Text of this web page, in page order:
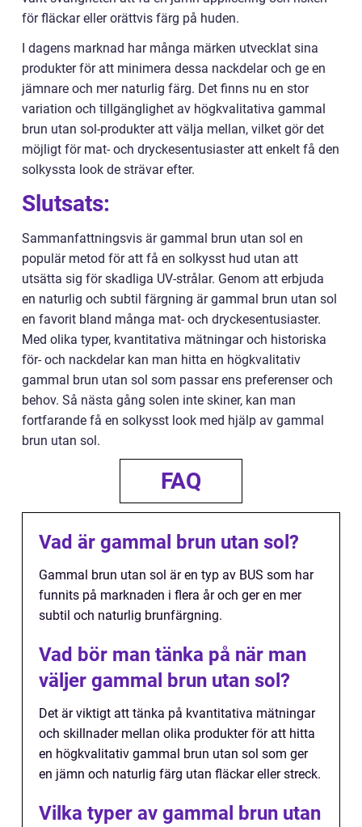
för fläckar eller orättvis färg på huden.
I dagens marknad har många märken utvecklat sina
produkter för att minimera dessa nackdelar och ge en
jämnare och mer naturlig färg. Det finns nu en stor
variation och tillgänglighet av högkvalitativa gammal
brun utan sol-produkter att välja mellan, vilket gör det
möjligt för mat- och dryckesentusiaster att enkelt få den
solkyssta look de strävar efter.
Slutsats:
Sammanfattningsvis är gammal brun utan sol en
populär metod för att få en solkysst hud utan att
utsätta sig för skadliga UV-strålar. Genom att erbjuda
en naturlig och subtil färgning är gammal brun utan sol
en favorit bland många mat- och dryckesentusiaster.
Med olika typer, kvantitativa mätningar och historiska
för- och nackdelar kan man hitta en högkvalitativ
gammal brun utan sol som passar ens preferenser och
behov. Så nästa gång solen inte skiner, kan man
fortfarande få en solkysst look med hjälp av gammal
brun utan sol.
FAQ
Vad är gammal brun utan sol?
Gammal brun utan sol är en typ av BUS som har
funnits på marknaden i flera år och ger en mer
subtil och naturlig brunfärgning.
Vad bör man tänka på när man
väljer gammal brun utan sol?
Det är viktigt att tänka på kvantitativa mätningar
och skillnader mellan olika produkter för att hitta
en högkvalitativ gammal brun utan sol som ger
en jämn och naturlig färg utan fläckar eller streck.
Vilka typer av gammal brun utan